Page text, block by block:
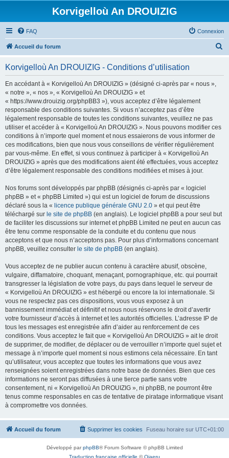
Korvigelloù An DROUIZIG
FAQ Connexion
Accueil du forum
Korvigelloù An DROUIZIG - Conditions d’utilisation
En accédant à « Korvigelloù An DROUIZIG » (désigné ci-après par « nous »,
« notre », « nos », « Korvigelloù An DROUIZIG » et
« https://www.drouizig.org/phpBB3 »), vous acceptez d’être légalement
responsable des conditions suivantes. Si vous n’acceptez pas d’être
légalement responsable de toutes les conditions suivantes, veuillez ne pas
utiliser et accéder à « Korvigelloù An DROUIZIG ». Nous pouvons modifier ces
conditions à n’importe quel moment et nous essaierons de vous informer de
ces modifications, bien que nous vous conseillons de vérifier régulièrement
par vous-même. En effet, si vous continuez à participer à « Korvigelloù An
DROUIZIG » après que des modifications aient été effectuées, vous acceptez
d’être légalement responsable des conditions modifiées et mises à jour.
Nos forums sont développés par phpBB (désignés ci-après par « logiciel
phpBB » et « phpBB Limited ») qui est un logiciel de forum de discussions
déclaré sous la « licence publique générale GNU 2.0 » et qui peut être
téléchargé sur le site de phpBB (en anglais). Le logiciel phpBB a pour seul but
de faciliter les discussions sur internet et phpBB Limited ne peut en aucun cas
être tenu comme responsable de la conduite et du contenu que nous
acceptons et que nous n’acceptons pas. Pour plus d’informations concernant
phpBB, veuillez consulter le site de phpBB (en anglais).
Vous acceptez de ne publier aucun contenu à caractère abusif, obscène,
vulgaire, diffamatoire, choquant, menaçant, pornographique, etc. qui pourrait
transgresser la législation de votre pays, du pays dans lequel le serveur de
« Korvigelloù An DROUIZIG » est hébergé ou encore la loi internationale. Si
vous ne respectez pas ces dispositions, vous vous exposez à un
bannissement immédiat et définitif et nous nous réservons le droit d’avertir
votre fournisseur d’accès à internet et les autorités officielles. L’adresse IP de
tous les messages est enregistrée afin d’aider au renforcement de ces
conditions. Vous acceptez le fait que « Korvigelloù An DROUIZIG » ait le droit
de supprimer, de modifier, de déplacer ou de verrouiller n’importe quel sujet et
message à n’importe quel moment si nous estimons cela nécessaire. En tant
qu’utilisateur, vous acceptez que toutes les informations que vous avez
renseignées soient enregistrées dans notre base de données. Bien que ces
informations ne seront pas diffusées à une tierce partie sans votre
consentement, ni « Korvigelloù An DROUIZIG », ni phpBB, ne pourront être
tenus comme responsables en cas de tentative de piratage informatique visant
à compromettre vos données.
Accueil du forum Fuseau horaire sur UTC+01:00
Supprimer les cookies
Développé parphpBB® Forum Software © phpBB Limited
Traduction française officielle ©Qiaeru